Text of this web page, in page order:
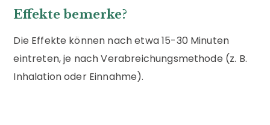
Effekte bemerke?
Die Effekte können nach etwa 15-30 Minuten
eintreten, je nach Verabreichungsmethode (z. B.
Inhalation oder Einnahme).